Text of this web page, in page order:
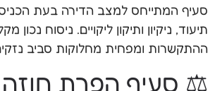
סעיף המתייחס למצב הדירה בעת
תיעוד, ניקיון ותיקון ליקויים. ניסוח נכון
ההתקשרות ומפחית מחלוקות סביב
⚖️ סעיף הפרת חוזה